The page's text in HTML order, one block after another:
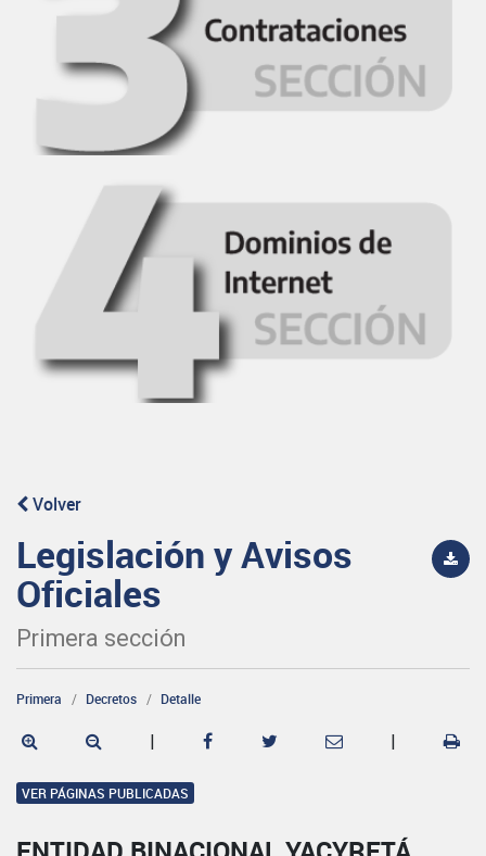
Volver
Legislación y Avisos
Oficiales
Primera sección
Primera Decretos Detalle
| |
VER PÁGINAS PUBLICADAS